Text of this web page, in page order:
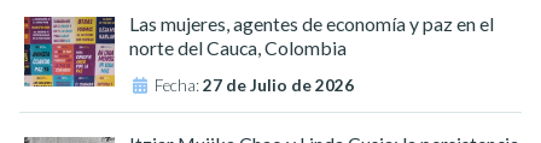
Las mujeres, agentes de economía y paz en el
norte del Cauca, Colombia
Fecha:27 de Julio de 2026